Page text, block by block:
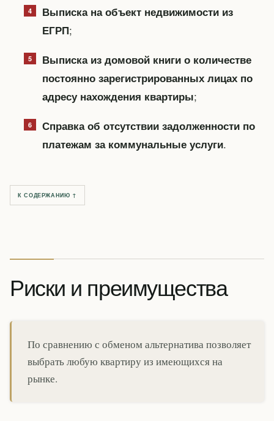
Выписка на объект недвижимости из
ЕГРП;
Выписка из домовой книги о количестве
постоянно зарегистрированных лицах по
адресу нахождения квартиры;
Справка об отсутствии задолженности по
платежам за коммунальные услуги.
К СОДЕРЖАНИЮ ↑
Риски и преимущества
По сравнению с обменом альтернатива позволяет
выбрать любую квартиру из имеющихся на
рынке.